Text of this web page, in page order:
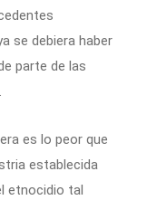
se debiera haber
parte de las
es lo peor que
establecida
etnocidio tal